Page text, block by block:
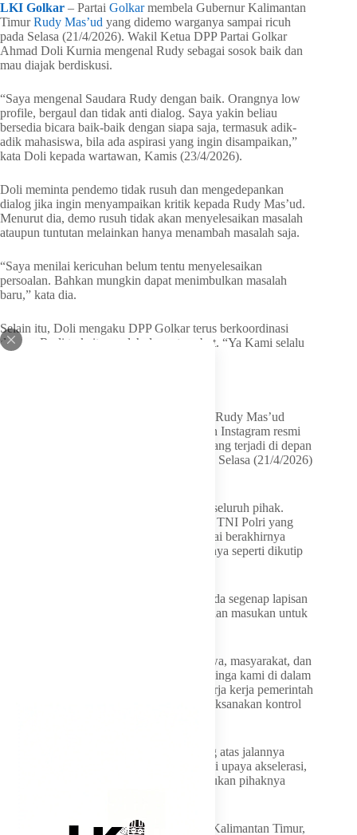
LKI Golkar – Partai Golkarmembela Gubernur Kalimantan
TimurRudy Mas’ud yang didemo warganya sampai ricuh
pada Selasa (21/4/2026). Wakil Ketua DPP Partai Golkar
Ahmad Doli Kurnia mengenal Rudy sebagai sosok baik dan
mau diajak berdiskusi.
“Saya mengenal Saudara Rudy dengan baik. Orangnya low
profile, bergaul dan tidak anti dialog. Saya yakin beliau
bersedia bicara baik-baik dengan siapa saja, termasuk adik-
adik mahasiswa, bila ada aspirasi yang ingin disampaikan,”
kata Doli kepada wartawan, Kamis (23/4/2026).
Doli meminta pendemo tidak rusuh dan mengedepankan
dialog jika ingin menyampaikan kritik kepada Rudy Mas’ud.
Menurut dia, demo rusuh tidak akan menyelesaikan masalah
ataupun tuntutan melainkan hanya menambah masalah saja.
“Saya menilai kericuhan belum tentu menyelesaikan
persoalan. Bahkan mungkin dapat menimbulkan masalah
baru,” kata dia.
Selain itu, Doli mengaku DPP Golkar terus berkoordinasi
dengan Rudi terkait masalah demo tersebut. “Ya Kami selalu
Sebelumnya, Gubernur Kalimantan Timur Rudy Mas’ud
muncul lewat video yang diunggah di akun Instagram resmi
Pemprov Kaltim. Dia menanggapi demo yang terjadi di depan
kantornya sejak hingga jelang magrib pada Selasa (21/4/2026)
“Kami mengucapkan terima kasih kepada seluruh pihak.
Adik-adik mahasiswa, lapisan masyarakat, TNI Polri yang
menjaga, keamanan situasi kondusif, sampai berakhirnya
penyampaian aspirasi di Bumi Etan,” katanya seperti dikutip
Dia juga menyampaikan terima kasih kepada segenap lapisan
masyarakat yang terus memberikan saran dan masukan untuk
“Kami sangat berharap adik-adik mahasiswa, masyarakat, dan
seluruh lapisan bisa selalu menjadi mata telinga kami di dalam
melaksanakan perbaikan dan evaluasi kinerja kerja pemerintah
Provinsi Kalimantan Timur. Di dalam melaksanakan kontrol
Rudy memastikan setiap kritik yang datang atas jalannya
pemerintahan sangatlah berarti. Dia berjanji upaya akselerasi,
koordinasi dan kolaborasi akan terus dilakukan pihaknya
“Pastinya di tangan kalianlah masa depan Kalimantan Timur,